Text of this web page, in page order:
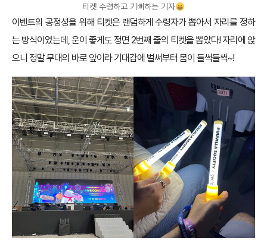
티켓 수령하고 기뻐하는 기자
이벤트의 공정성을 위해 티켓은 랜덤하게 수령자가 뽑아서 자리를 정하
는 방식이었는데, 운이 좋게도 정면 2번째 줄의 티켓을 뽑았다! 자리에 앉
으니 정말 무대의 바로 앞이라 기대감에 벌써부터 몸이 들썩들썩~!